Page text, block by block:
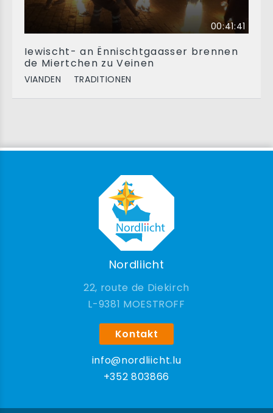
00:41:41
Iewischt- an Ënnischtgaasser brennen
de Miertchen zu Veinen
VIANDEN TRADITIONEN
Nordliicht
22, route de Diekirch
9381 MOESTROFF
Kontakt
info@nordliicht.lu
+352 803866